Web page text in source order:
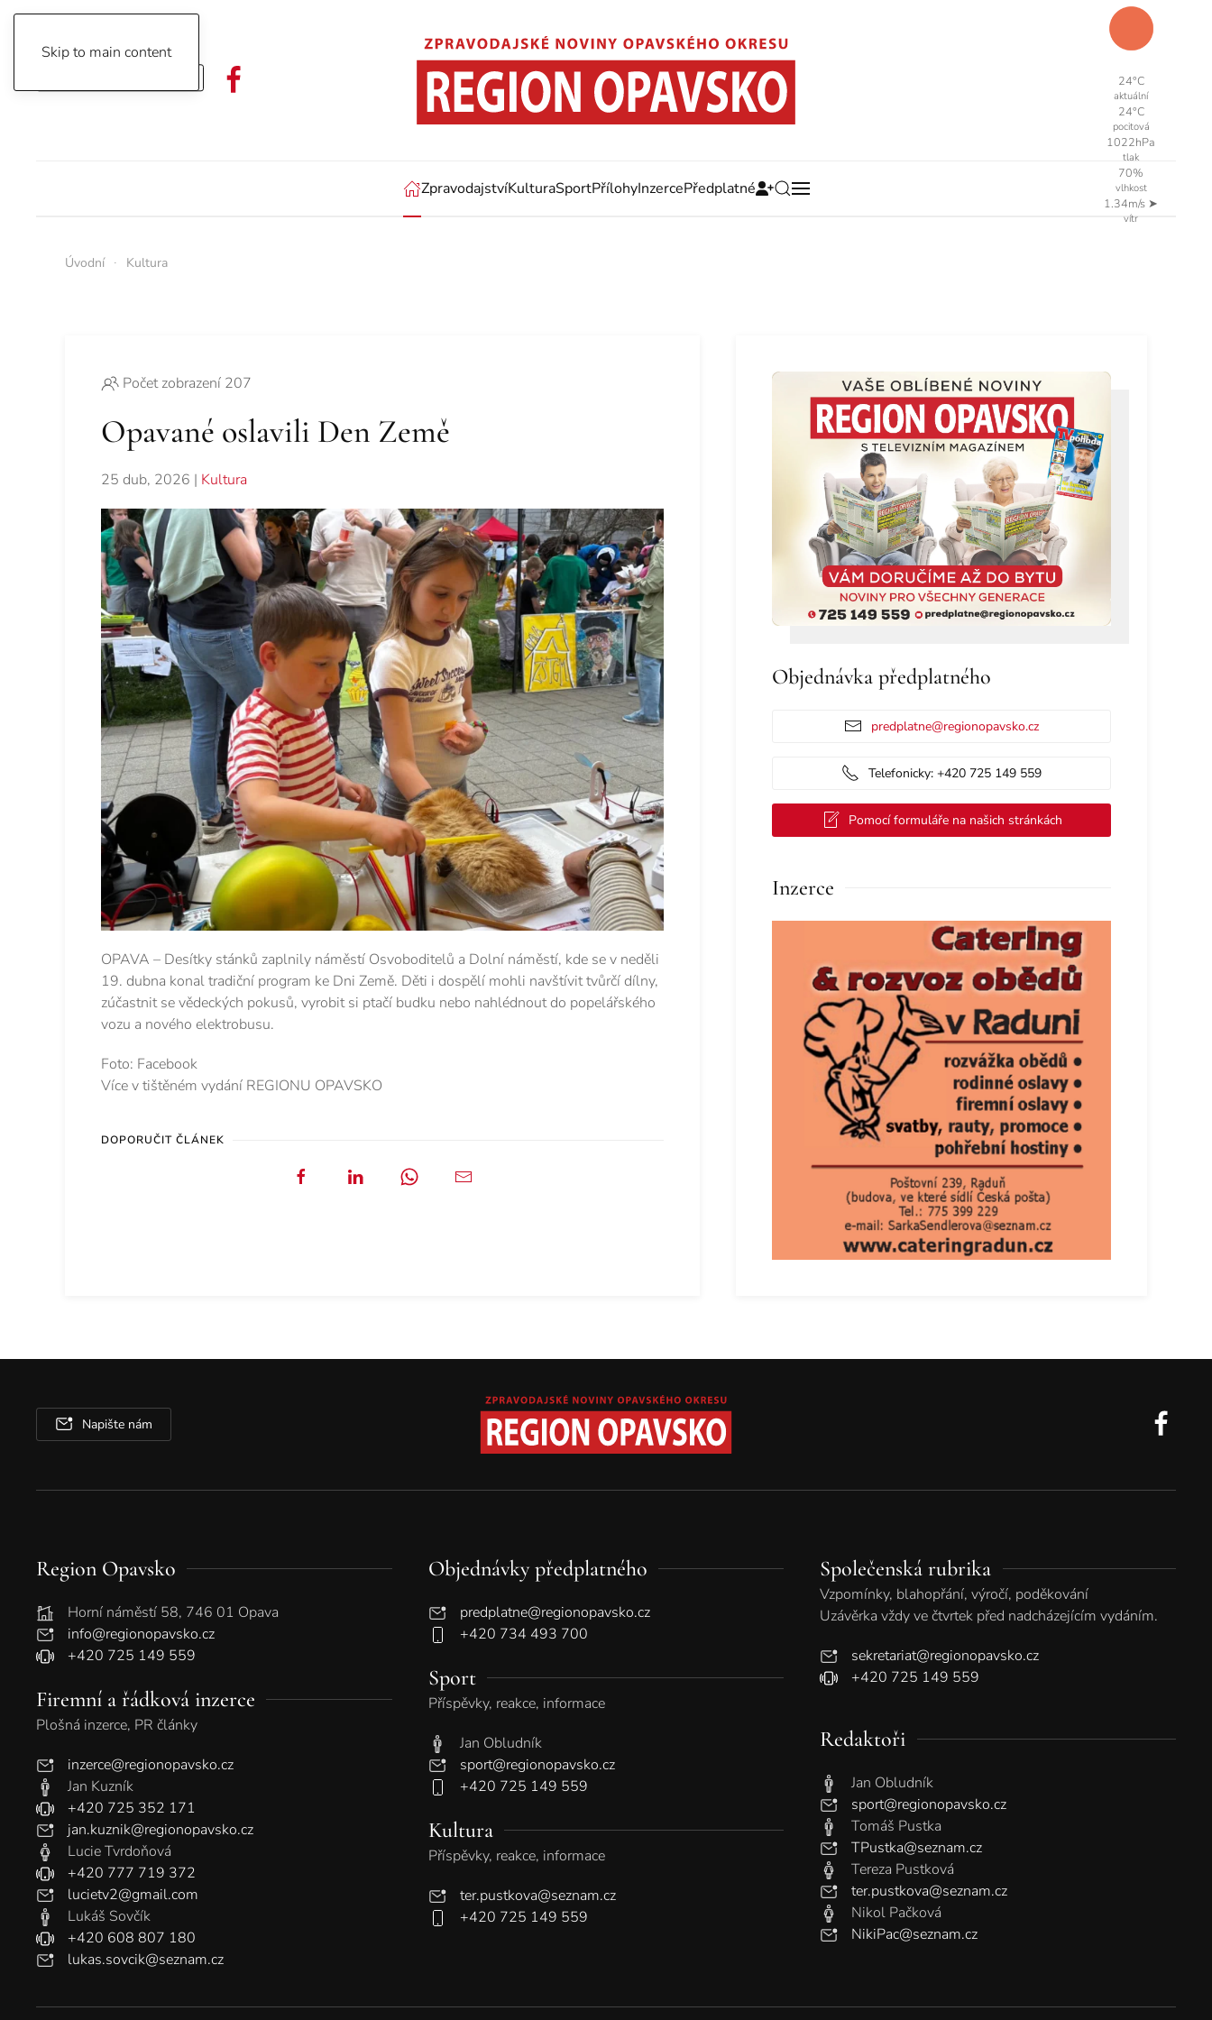
Skip to main content
24°C
aktuální
24°C
pocitová
1022hPa
tlak
70%
vlhkost
1.34m/s ➤
vítr
ZpravodajstvíKulturaSportPřílohyInzercePředplatné
Úvodní Kultura
Počet zobrazení 207
Opavané oslavili Den Země
25 dub, 2026 | Kultura
OPAVA – Desítky stánků zaplnily náměstí Osvoboditelů a Dolní náměstí, kde se v neděli
19. dubna konal tradiční program ke Dni Země. Děti i dospělí mohli navštívit tvůrčí dílny,
zúčastnit se vědeckých pokusů, vyrobit si ptačí budku nebo nahlédnout do popelářského
vozu a nového elektrobusu.
Foto: Facebook
Více v tištěném vydání REGIONU OPAVSKO
DOPORUČIT ČLÁNEK
Objednávka předplatného
predplatne@regionopavsko.cz
Telefonicky: +420 725 149 559
Pomocí formuláře na našich stránkách
Inzerce
Napište nám
Region Opavsko
Horní náměstí 58, 746 01 Opava
info@regionopavsko.cz
+420 725 149 559
Firemní a řádková inzerce
Plošná inzerce, PR články
inzerce@regionopavsko.cz
Jan Kuzník
+420 725 352 171
jan.kuznik@regionopavsko.cz
Lucie Tvrdoňová
+420 777 719 372
lucietv2@gmail.com
Lukáš Sovčík
+420 608 807 180
lukas.sovcik@seznam.cz
Objednávky předplatného
predplatne@regionopavsko.cz
+420 734 493 700
Sport
Příspěvky, reakce, informace
Jan Obludník
sport@regionopavsko.cz
+420 725 149 559
Kultura
Příspěvky, reakce, informace
ter.pustkova@seznam.cz
+420 725 149 559
Společenská rubrika
Vzpomínky, blahopřání, výročí, poděkování
Uzávěrka vždy ve čtvrtek před nadcházejícím vydáním.
sekretariat@regionopavsko.cz
+420 725 149 559
Redaktoři
Jan Obludník
sport@regionopavsko.cz
Tomáš Pustka
TPustka@seznam.cz
Tereza Pustková
ter.pustkova@seznam.cz
Nikol Pačková
NikiPac@seznam.cz